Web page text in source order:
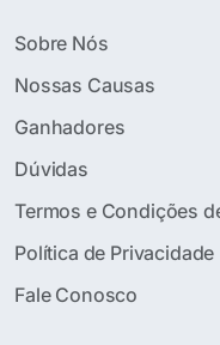
Sobre Nós
Nossas Causas
Ganhadores
Dúvidas
Termos e Condições
Política de Privacidade
Fale Conosco